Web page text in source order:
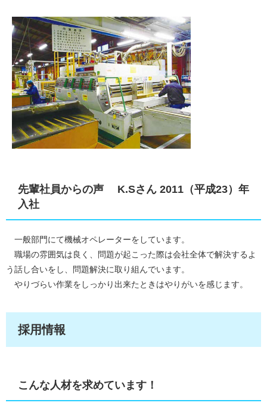
先輩社員からの声 K.Sさん 2011（平成23）年
入社
一般部門にて機械オペレーターをしています。
職場の雰囲気は良く、問題が起こった際は会社全体で解決するよ
う話し合いをし、問題解決に取り組んでいます。
やりづらい作業をしっかり出来たときはやりがいを感じます。
採用情報
こんな人材を求めています！